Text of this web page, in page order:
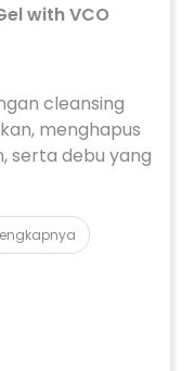
with VCO
cleansing
menghapus
serta debu yang